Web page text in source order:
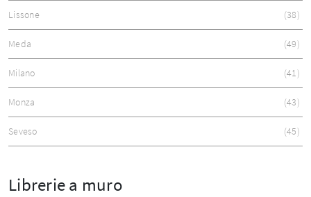
Lissone 38
Meda 49
Milano 41
Monza 43
Seveso 45
Librerie a muro